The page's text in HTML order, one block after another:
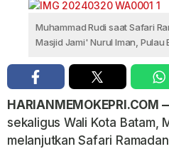
Muhammad Rudi saat Safari
Masjid Jami' Nurul Iman,
HARIANMEMOKEPRI.COM
sekaligus Wali Kota Batam,
melanjutkan Safari